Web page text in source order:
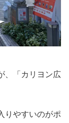
、「カリヨン広
りやすいのがポ